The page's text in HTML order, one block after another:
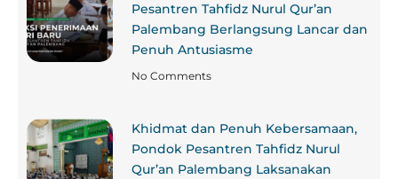
Pesantren Tahfidz Nurul Qur’an
Palembang Berlangsung Lancar dan
Penuh Antusiasme
No Comments
Khidmat dan Penuh Kebersamaan,
Pondok Pesantren Tahfidz Nurul
Qur’an Palembang Laksanakan